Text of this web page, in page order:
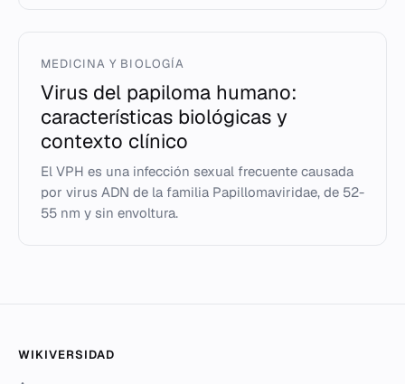
MEDICINA Y BIOLOGÍA
Virus del papiloma humano:
características biológicas y
contexto clínico
El VPH es una infección sexual frecuente causada
por virus ADN de la familia Papillomaviridae, de 52-
55 nm y sin envoltura.
WIKIVERSIDAD